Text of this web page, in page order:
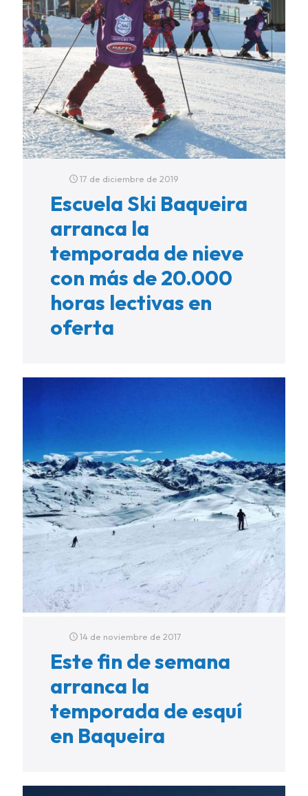
17 de diciembre de 2019
Escuela Ski Baqueira
arranca la
temporada de nieve
con más de 20.000
horas lectivas en
oferta
14 de noviembre de 2017
Este fin de semana
arranca la
temporada de esquí
en Baqueira